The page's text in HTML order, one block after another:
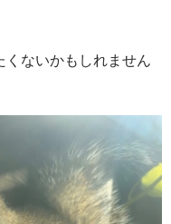
くないかもしれません